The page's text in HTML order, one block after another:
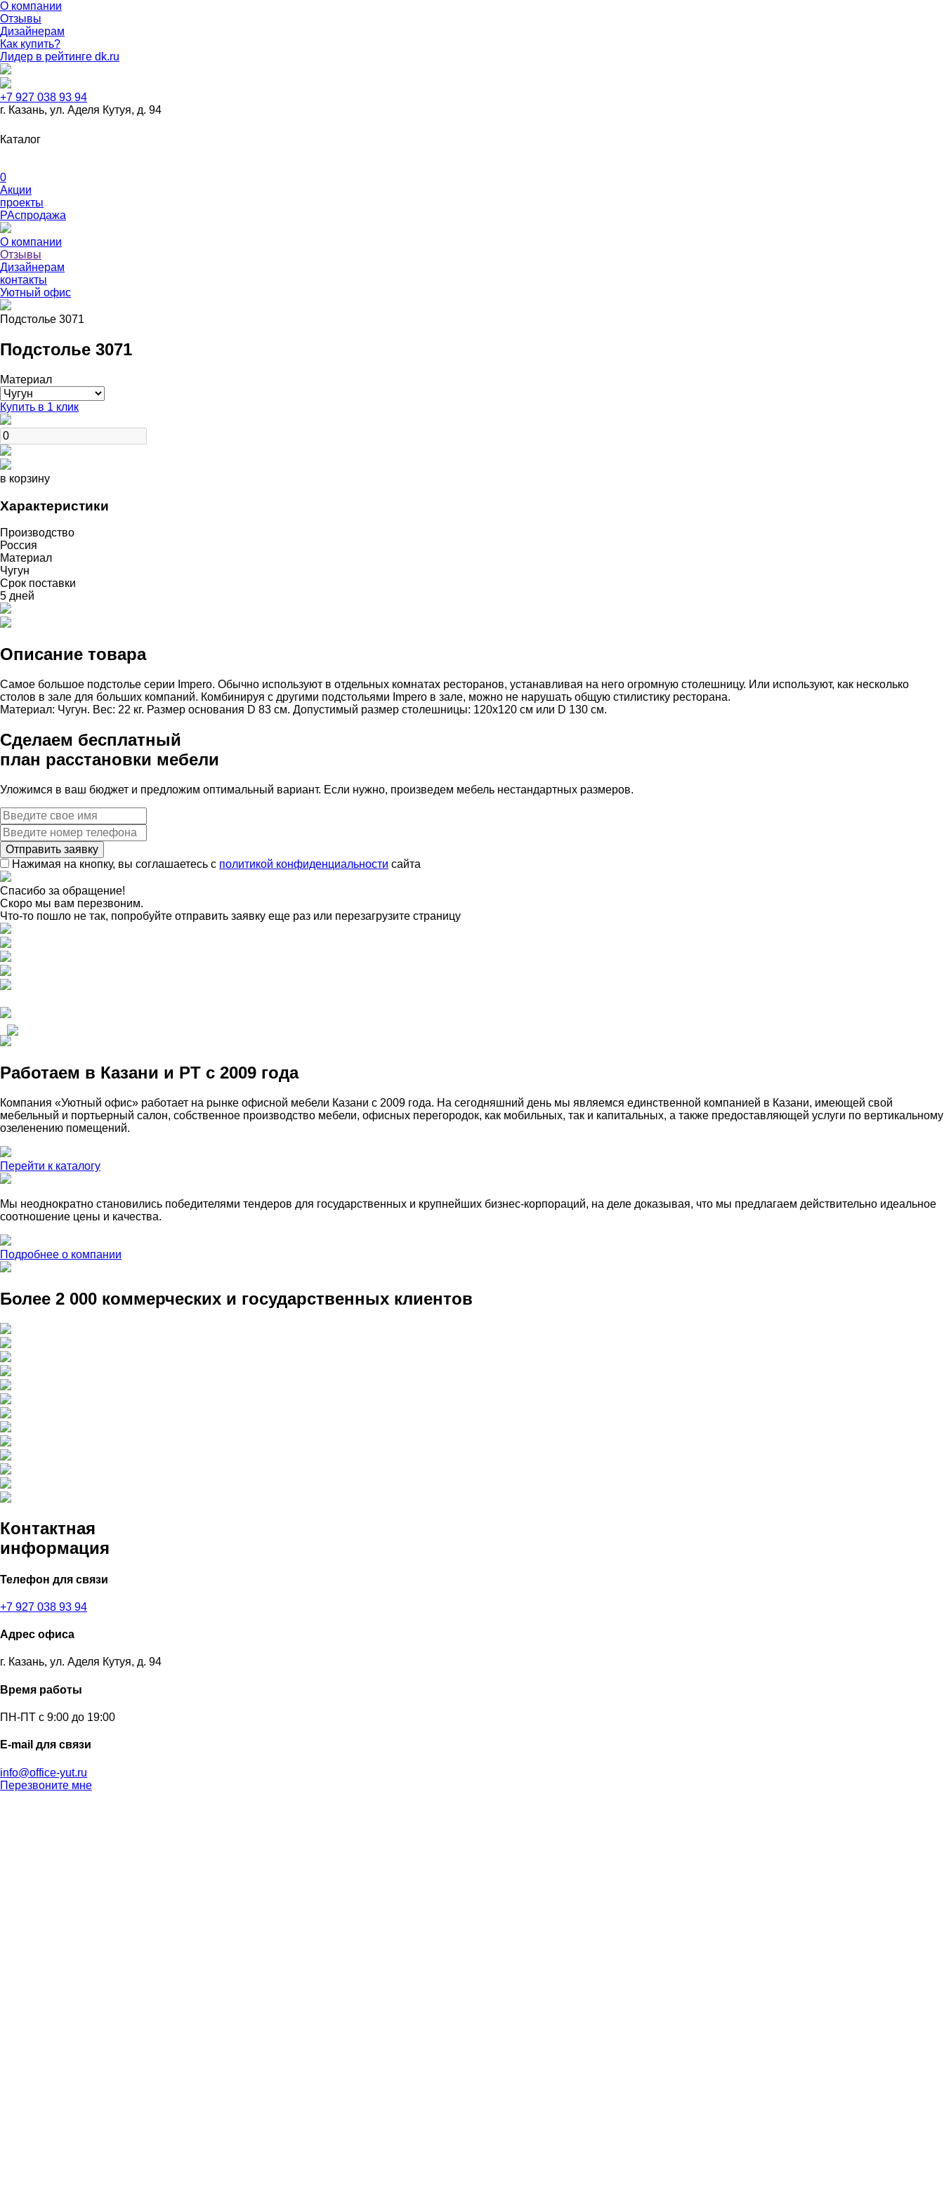
О компании
Отзывы
Дизайнерам
Как купить?
Лидер в рейтинге dk.ru
+7 927 038 93 94
г. Казань, ул. Аделя Кутуя, д. 94
Каталог
Дизайнерская мебель
0
Акции
проекты
РАспродажа
О компании
Отзывы
Дизайнерам
контакты
Уютный офис
Подстолье 3071
Подстолье 3071
Материал
Купить в 1 клик
в корзину
Характеристики
Производство
Россия
Материал
Чугун
Срок поставки
5 дней
Описание товара
Самое большое подстолье серии Impero. Обычно используют в отдельных комнатах ресторанов, устанавливая на него огромную столешницу. Или используют, как несколько
столов в зале для больших компаний. Комбинируя с другими подстольями Impero в зале, можно не нарушать общую стилистику ресторана.
Материал: Чугун. Вес: 22 кг. Размер основания D 83 см. Допустимый размер столешницы: 120х120 см или D 130 см.
Сделаем бесплатный
план расстановки мебели
Уложимся в ваш бюджет и предложим оптимальный вариант. Если нужно, произведем мебель нестандартных размеров.
Нажимая на кнопку, вы соглашаетесь с политикой конфиденциальности сайта
Спасибо за обращение!
Скоро мы вам перезвоним.
Что-то пошло не так, попробуйте отправить заявку еще раз или перезагрузите страницу
Работаем в Казани и РТ с 2009 года
Компания «Уютный офис» работает на рынке офисной мебели Казани с 2009 года. На сегодняшний день мы являемся единственной компанией в Казани, имеющей свой
мебельный и портьерный салон, собственное производство мебели, офисных перегородок, как мобильных, так и капитальных, а также предоставляющей услуги по вертикальному
озеленению помещений.
Перейти к каталогу
Мы неоднократно становились победителями тендеров для государственных и крупнейших бизнес-корпораций, на деле доказывая, что мы предлагаем действительно идеальное
соотношение цены и качества.
Подробнее о компании
Более 2 000 коммерческих и государственных клиентов
Контактная
информация
Телефон для связи
+7 927 038 93 94
Адрес офиса
г. Казань, ул. Аделя Кутуя, д. 94
Время работы
ПН-ПТ с 9:00 до 19:00
E-mail для связи
info@office-yut.ru
Перезвоните мне